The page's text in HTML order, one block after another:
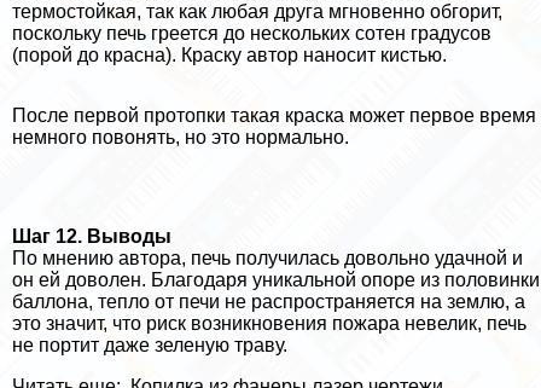
термостойкая, так как любая друга мгновенно обгорит,
поскольку печь греется до нескольких сотен градусов
(порой до красна). Краску автор наносит кистью.
После первой протопки такая краска может первое время
немного повонять, но это нормально.
Шаг 12. Выводы
По мнению автора, печь получилась довольно удачной и
он ей доволен. Благодаря уникальной опоре из половинки
баллона, тепло от печи не распространяется на землю, а
это значит, что риск возникновения пожара невелик, печь
не портит даже зеленую траву.